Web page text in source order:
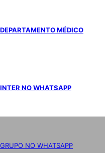
DEPARTAMENTO MÉDICO
INTER NO WHATSAPP
GRUPO NO WHATSAPP